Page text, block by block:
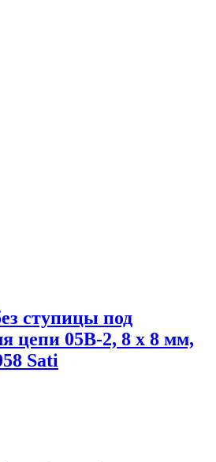
ступицы под
цепи 05B-2, 8 x 8 мм,
Sati